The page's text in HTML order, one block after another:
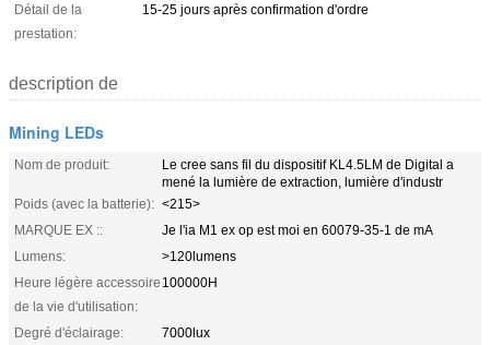
Détail de la
prestation:
15-25 jours après confirmation d'ordre
description de
Mining LEDs
Nom de produit:
Le cree sans fil du dispositif KL4.5LM de Digital a
mené la lumière de extraction, lumière d'industr
Poids (avec la batterie): <215>
MARQUE EX ::
Je l'ia M1 ex op est moi en 60079-35-1 de mA
Lumens:
>120lumens
Heure légère accessoire
de la vie d'utilisation:
100000H
Degré d'éclairage:
7000lux